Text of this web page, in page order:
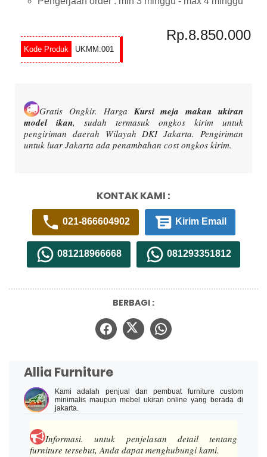
UKMM:001
Rp.8.850.000
Gratis Ongkir. HargaKursi meja makan ukiran
model ikan, sudah termasuk ongkos kirim untuk
pengiriman daerah Wilayah DKI Jakarta. Pengiriman
untuk luar Jakarta ada penambahan cost ongkos kirim.
KONTAK KAMI :
021-866604902 Kirim Email
081218966668 081293351812
BERBAGI :
Allia Furniture
Kami adalah penjual dan pembuat furniture custom
minimalis maupun mebel ukiran online yang berada di
jakarta.
Informasi.untuk penjelasan detail tentang
furniture tersebut, Anda dapat menghubungi kami.